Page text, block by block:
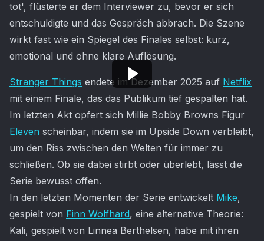
tot', flüsterte er dem Interviewer zu, bevor er sich
entschuldigte und das Gespräch abbrach. Die Szene
wirkt fast wie ein Spiegel des Finales selbst: kurz,
emotional und ohne klare Auflösung.
Stranger Things endete im Dezember 2025 auf Netflix
mit einem Finale, das das Publikum tief gespalten hat.
Im letzten Akt opfert sich Millie Bobby Browns Figur
Eleven scheinbar, indem sie im Upside Down verbleibt,
um den Riss zwischen den Welten für immer zu
schließen. Ob sie dabei stirbt oder überlebt, lässt die
Serie bewusst offen.
In den letzten Momenten der Serie entwickelt Mike,
gespielt von Finn Wolfhard, eine alternative Theorie:
Kali, gespielt von Linnea Berthelsen, habe mit ihren